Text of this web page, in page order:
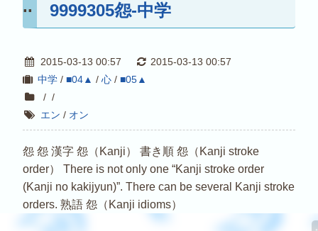
9999305怨-中学
2015-03-13 00:57
2015-03-13 00:57
中学/ ■04▲ / 心/ ■05▲
/ /
エン / オン
怨 怨 漢字 怨（Kanji） 書き順 怨（Kanji stroke
order） There is not only one “Kanji stroke order
(Kanji no kakijyun)”. There can be several Kanji stroke
orders. 熟語 怨（Kanji idioms）